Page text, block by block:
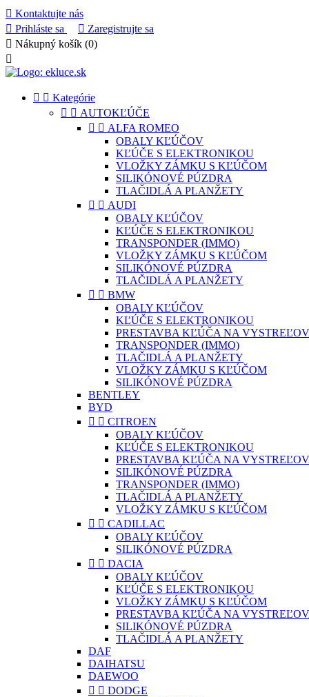
 Kontaktujte nás
 Prihláste sa  Zaregistrujte sa
 Nákupný košík (0)

  Kategórie
  AUTOKĽÚČE
  ALFA ROMEO
OBALY KĽÚČOV
KĽÚČE S ELEKTRONIKOU
VLOŽKY ZÁMKU S KĽÚČOM
SILIKÓNOVÉ PÚZDRA
TLAČIDLÁ A PLANŽETY
  AUDI
OBALY KĽÚČOV
KĽÚČE S ELEKTRONIKOU
TRANSPONDER (IMMO)
VLOŽKY ZÁMKU S KĽÚČOM
SILIKÓNOVÉ PÚZDRA
TLAČIDLÁ A PLANŽETY
  BMW
OBALY KĽÚČOV
KĽÚČE S ELEKTRONIKOU
PRESTAVBA KĽÚČA NA
TRANSPONDER (IMMO)
TLAČIDLÁ A PLANŽETY
VLOŽKY ZÁMKU S KĽÚČOM
SILIKÓNOVÉ PÚZDRA
BENTLEY
BYD
  CITROEN
OBALY KĽÚČOV
KĽÚČE S ELEKTRONIKOU
PRESTAVBA KĽÚČA NA
SILIKÓNOVÉ PÚZDRA
TRANSPONDER (IMMO)
TLAČIDLÁ A PLANŽETY
VLOŽKY ZÁMKU S KĽÚČOM
  CADILLAC
OBALY KĽÚČOV
SILIKÓNOVÉ PÚZDRA
  DACIA
OBALY KĽÚČOV
KĽÚČE S ELEKTRONIKOU
VLOŽKY ZÁMKU S KĽÚČOM
PRESTAVBA KĽÚČA NA
SILIKÓNOVÉ PÚZDRA
TLAČIDLÁ A PLANŽETY
DAF
DAIHATSU
DAEWOO
  DODGE